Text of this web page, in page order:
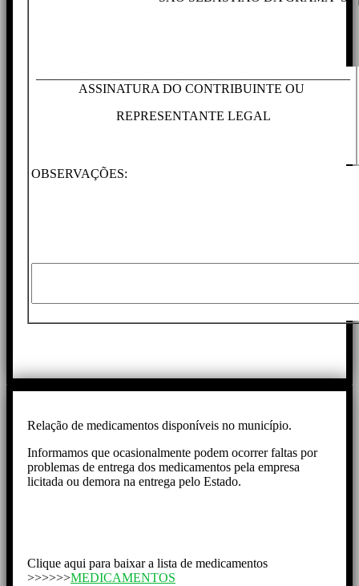
ASSINATURA DO CONTRIBUINTE OU
REPRESENTANTE LEGAL
OBSERVAÇÕES:
Relação de medicamentos disponíveis no município.
Informamos que ocasionalmente podem ocorrer faltas por
problemas de entrega dos medicamentos pela empresa
licitada ou demora na entrega pelo Estado.
Clique aqui para baixar a lista de medicamentos
>>>>>>MEDICAMENTOS